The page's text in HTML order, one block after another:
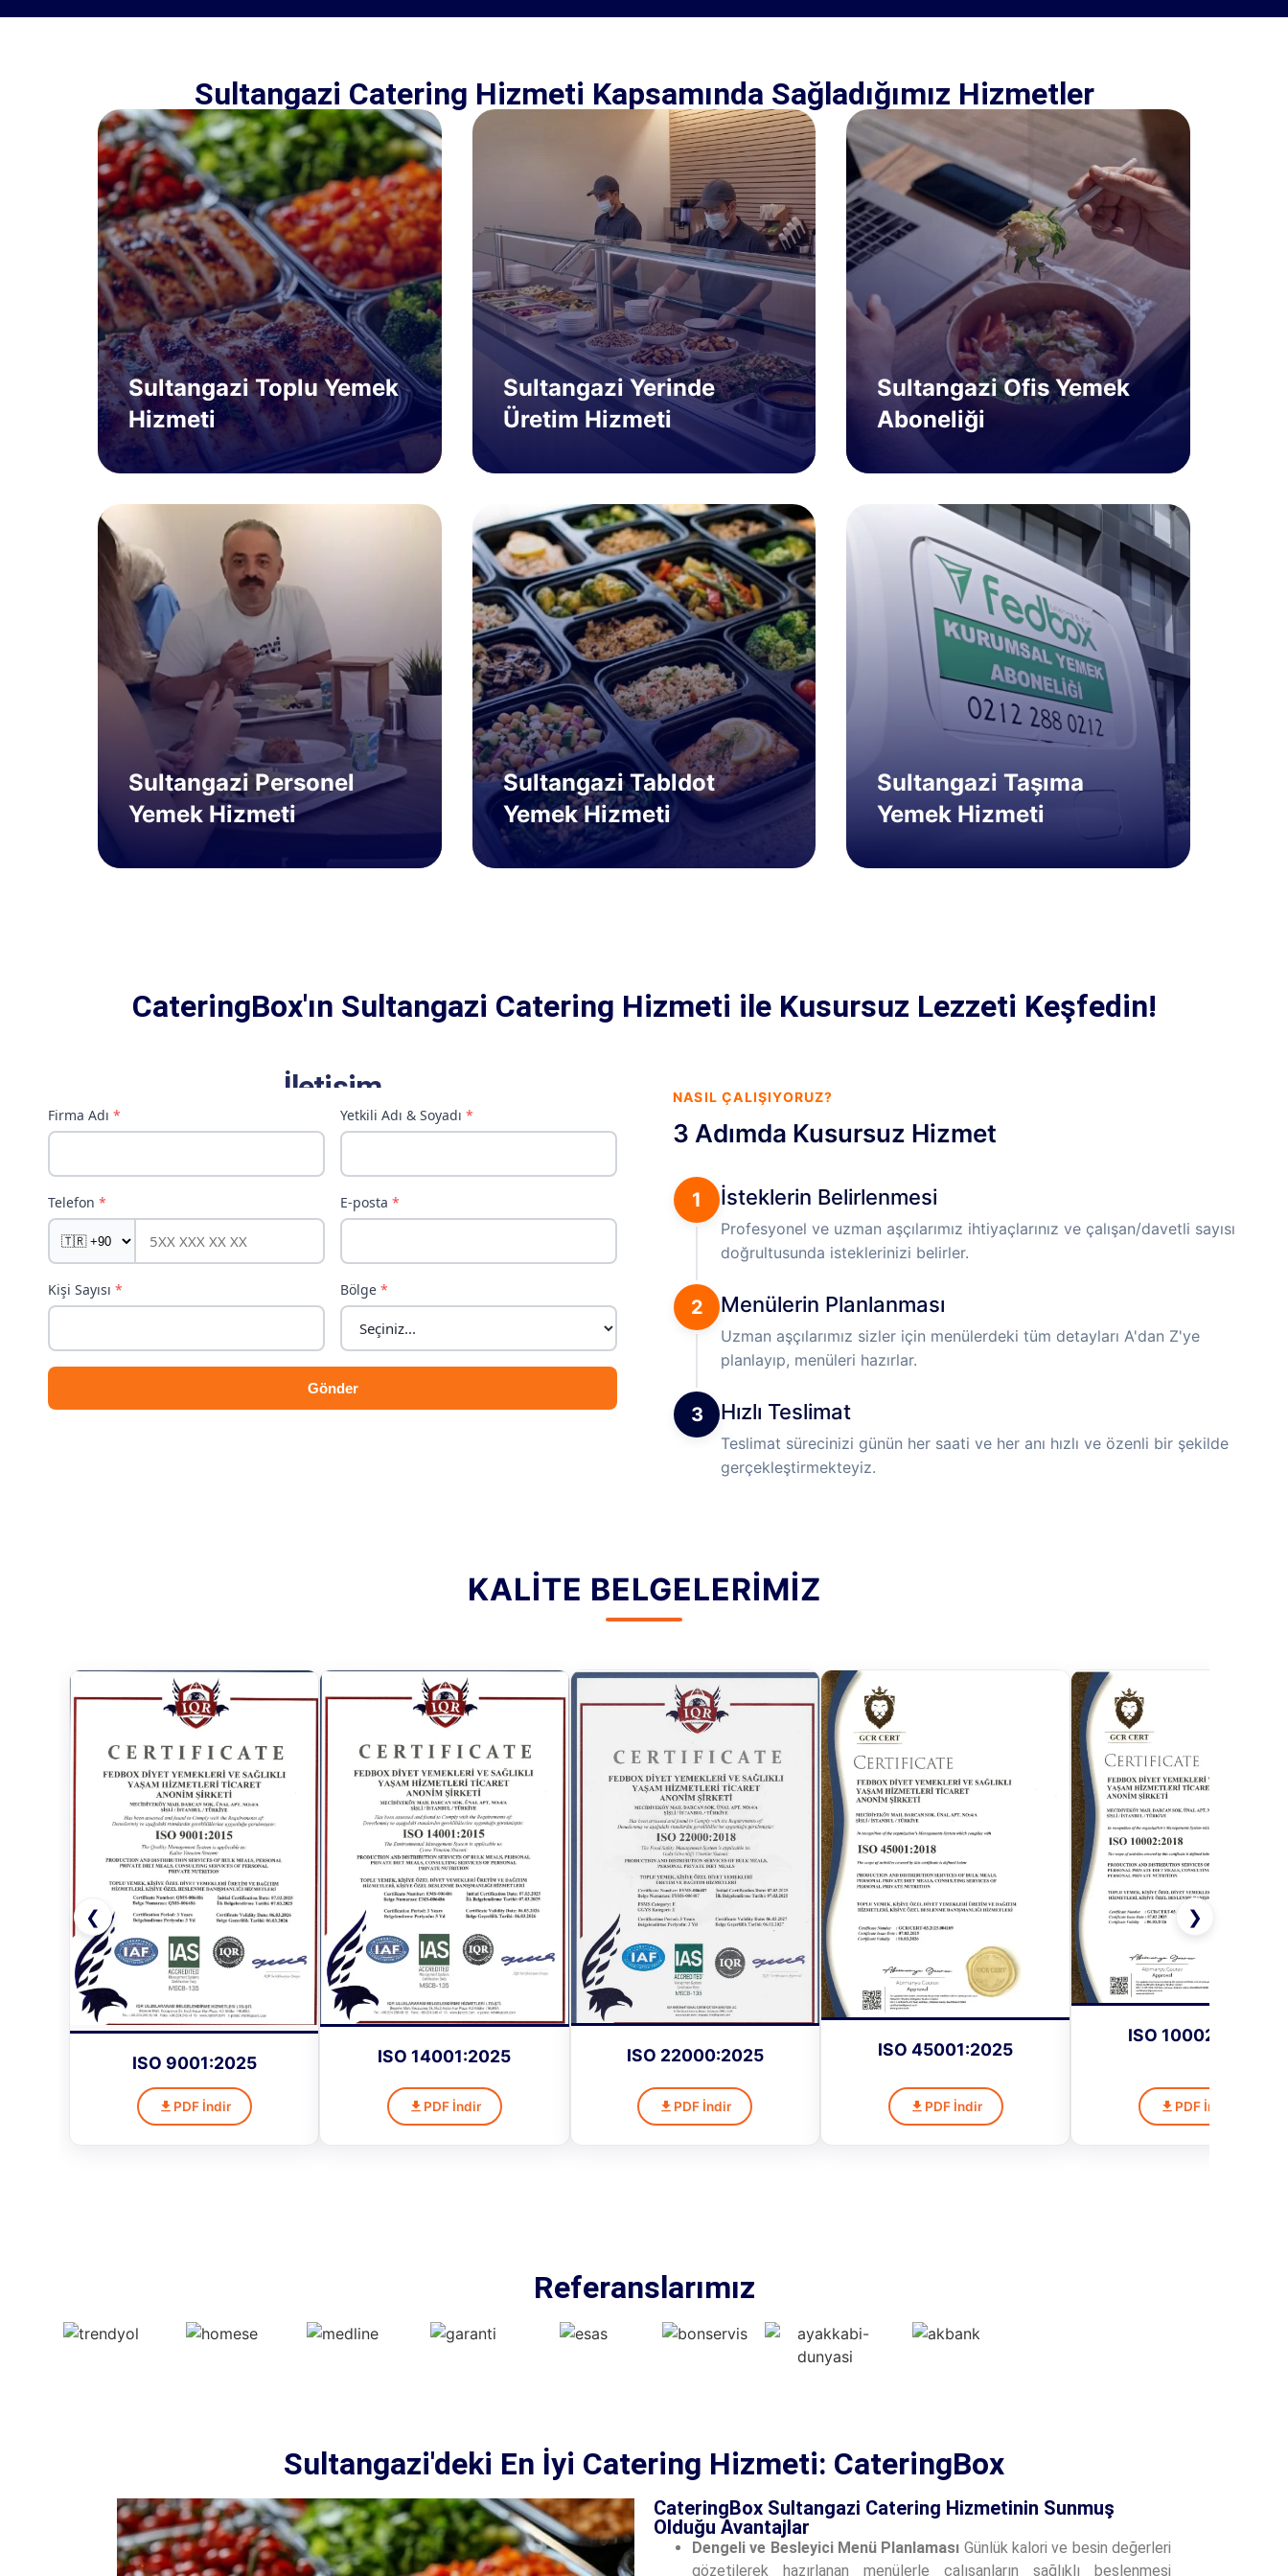
Sultangazi Catering Hizmeti Kapsamında Sağladığımız Hizmetler
Sultangazi Toplu Yemek
Hizmeti
Sultangazi Yerinde
Üretim Hizmeti
Sultangazi Ofis Yemek
Aboneliği
Sultangazi Personel
Yemek Hizmeti
Sultangazi Tabldot
Yemek Hizmeti
Sultangazi Taşıma
Yemek Hizmeti
CateringBox'ın Sultangazi Catering Hizmeti ile Kusursuz Lezzeti Keşfedin!
İletişim NASIL ÇALIŞIYORUZ?
3 Adımda Kusursuz Hizmet
1 İsteklerin Belirlenmesi
Profesyonel ve uzman aşçılarımız ihtiyaçlarınız ve çalışan/davetli sayısı
doğrultusunda isteklerinizi belirler.
2 Menülerin Planlanması
Uzman aşçılarımız sizler için menülerdeki tüm detayları A'dan Z'ye
planlayıp, menüleri hazırlar.
3 Hızlı Teslimat
Teslimat sürecinizi günün her saati ve her anı hızlı ve özenli bir şekilde
gerçekleştirmekteyiz.
KALITE BELGELERIMIZ
❮
ISO 9001:2025
PDF İndir
ISO 14001:2025
PDF İndir
ISO 22000:2025
PDF İndir
ISO 45001:2025
PDF İndir
ISO 10002:2025
PDF İndir
❯
Referanslarımız
Sultangazi'deki En İyi Catering Hizmeti: CateringBox
CateringBox Sultangazi Catering Hizmetinin Sunmuş
Olduğu Avantajlar
Dengeli ve Besleyici Menü Planlaması Günlük kalori ve besin değerleri
gözetilerek hazırlanan menülerle çalışanların sağlıklı beslenmesi